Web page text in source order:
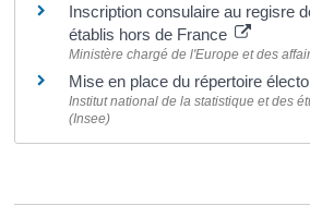
Inscription consulaire au regisre
établis hors de France
Ministère chargé de l'Europe et des
Mise en place du répertoire
Institut national de la statistique et des
(Insee)